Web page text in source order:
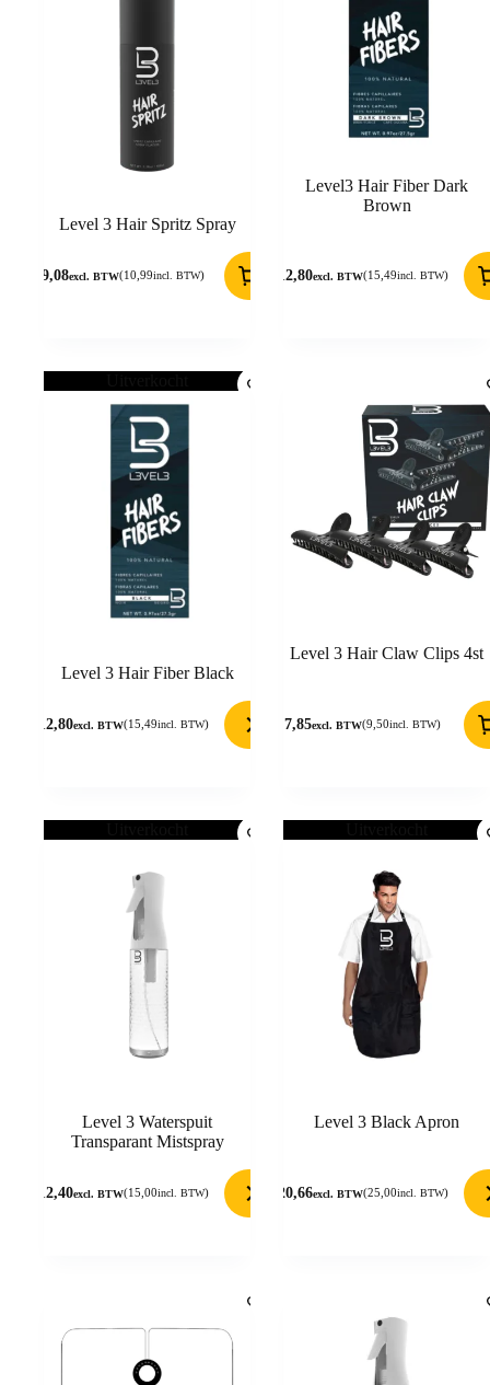
Level 3 Hair Spritz Spray
9,08excl. BTW(10,99incl. BTW)
Level3 Hair Fiber Dark
Brown
12,80excl. BTW(15,49incl. BTW)
Level 3 Hair Fiber Black
12,80excl. BTW(15,49incl. BTW)
Level 3 Hair Claw Clips 4st
7,85excl. BTW(9,50incl. BTW)
Level 3 Waterspuit
Transparant Mistspray
12,40excl. BTW(15,00incl. BTW)
Level 3 Black Apron
20,66excl. BTW(25,00incl. BTW)